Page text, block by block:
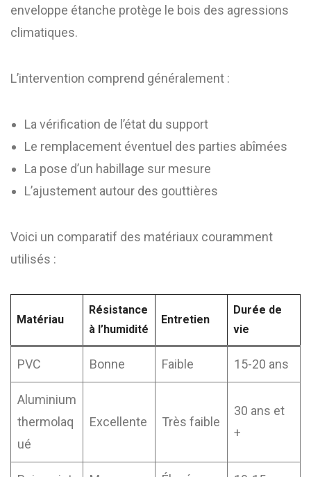
enveloppe étanche protège le bois des agressions
climatiques.
L’intervention comprend généralement :
La vérification de l’état du support
Le remplacement éventuel des parties abîmées
La pose d’un habillage sur mesure
L’ajustement autour des gouttières
Voici un comparatif des matériaux couramment
utilisés :
Matériau
Résistance
à l’humidité
Entretien
Durée de
vie
PVC Bonne Faible 15-20 ans
Aluminium
thermolaq
ué
Excellente Très faible
30 ans et
+